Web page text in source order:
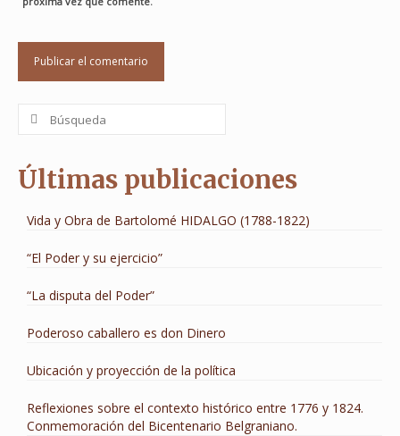
Buscar
Últimas publicaciones
Vida y Obra de Bartolomé HIDALGO (1788-1822)
“El Poder y su ejercicio”
“La disputa del Poder”
Poderoso caballero es don Dinero
Ubicación y proyección de la política
Reflexiones sobre el contexto histórico entre 1776 y 1824.
Conmemoración del Bicentenario Belgraniano.